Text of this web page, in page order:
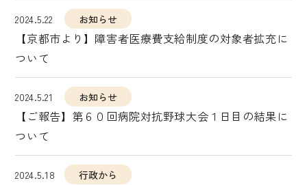
2024.5.22 お知らせ
【京都市より】障害者医療費支給制度の対象者拡充に
ついて
2024.5.21 お知らせ
【ご報告】第６０回病院対抗野球大会１日目の結果に
ついて
2024.5.18 行政から